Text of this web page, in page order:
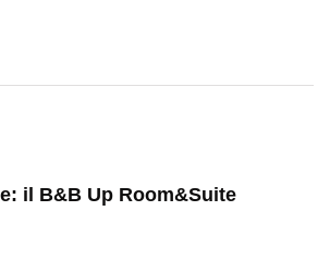
il B&B Up Room&Suite